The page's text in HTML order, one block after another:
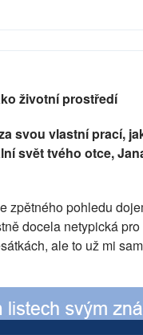
životní prostředí
svou vlastní prací,
svět tvého otce,
zpětného pohledu
docela netypická
ale to už mi